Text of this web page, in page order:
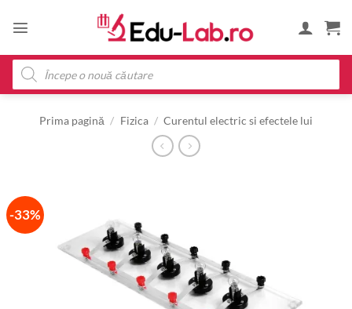
Products
search
Prima pagină / Fizica / Curentul electric si efectele lui
-33%